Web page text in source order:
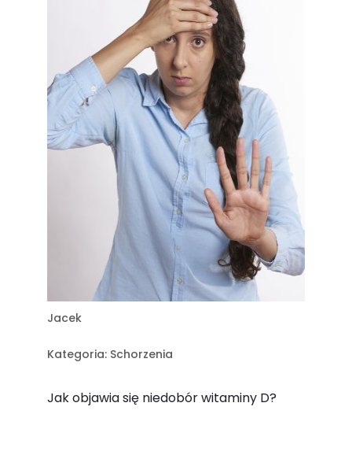
Jacek
Kategoria: Schorzenia
Jak objawia się niedobór witaminy D?